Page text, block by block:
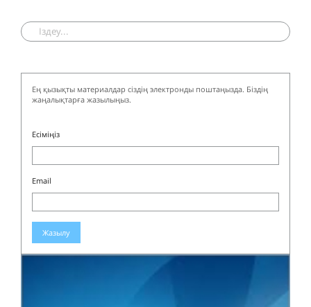
Ең қызықты материалдар сіздің электронды поштаңызда. Біздің
жаңалықтарға жазылыңыз.
Есіміңіз
Email
Жазылу